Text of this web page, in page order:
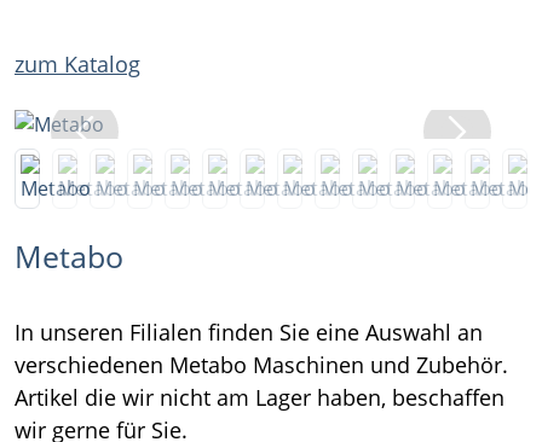
zum Katalog
Metabo
In unseren Filialen finden Sie eine Auswahl an
verschiedenen Metabo Maschinen und Zubehör.
Artikel die wir nicht am Lager haben, beschaffen
wir gerne für Sie.